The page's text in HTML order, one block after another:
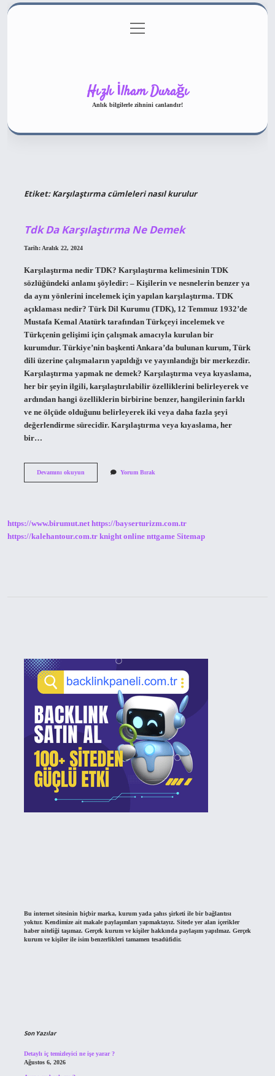
Gizlilik Politikası
menüyü
aç
Hızlı İlham Durağı
Anlık bilgilerle zihnini canlandır!
Etiket:Karşılaştırma cümleleri nasıl kurulur
Tdk Da Karşılaştırma Ne Demek
Tarih: Aralık 22, 2024
Karşılaştırma nedir TDK? Karşılaştırma kelimesinin TDK
sözlüğündeki anlamı şöyledir: – Kişilerin ve nesnelerin benzer ya
da aynı yönlerini incelemek için yapılan karşılaştırma. TDK
açıklaması nedir? Türk Dil Kurumu (TDK), 12 Temmuz 1932’de
Mustafa Kemal Atatürk tarafından Türkçeyi incelemek ve
Türkçenin gelişimi için çalışmak amacıyla kurulan bir
kurumdur. Türkiye’nin başkenti Ankara’da bulunan kurum, Türk
dili üzerine çalışmaların yapıldığı ve yayınlandığı bir merkezdir.
Karşılaştırma yapmak ne demek? Karşılaştırma veya kıyaslama,
her bir şeyin ilgili, karşılaştırılabilir özelliklerini belirleyerek ve
ardından hangi özelliklerin birbirine benzer, hangilerinin farklı
ve ne ölçüde olduğunu belirleyerek iki veya daha fazla şeyi
değerlendirme sürecidir. Karşılaştırma veya kıyaslama, her
bir…
Devamını okuyunTdk
Yorum Bırak
https://www.birumut.net https://bayserturizm.com.tr
https://kalehantour.com.tr knight online nttgame Sitemap
Bu internet sitesinin hiçbir marka, kurum yada şahıs şirketi ile bir bağlantısı
yoktur. Kendimize ait makale paylaşımları yapmaktayız. Sitede yer alan içerikler
haber niteliği taşımaz. Gerçek kurum ve kişiler hakkında paylaşım yapılmaz. Gerçek
kurum ve kişiler ile isim benzerlikleri tamamen tesadüfidir.
Son Yazılar
Detaylı iç temizleyici ne işe yarar ?
Ağustos 6, 2026